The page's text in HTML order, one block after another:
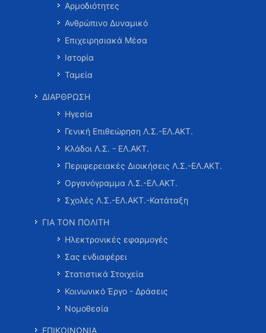
Αρμοδιότητες
Ανθρώπινο Δυναμικό
Επιχειρησιακά Μέσα
Ιστορία
Ταμεία
ΔΙΑΡΘΡΩΣΗ
Ηγεσία
Γενική Επιθεώρηση Λ.Σ.-ΕΛ.ΑΚΤ.
Κλάδοι Λ.Σ. - ΕΛ.ΑΚΤ.
Περιφερειακές Διοικήσεις Λ.Σ.-ΕΛ.ΑΚΤ.
Οργανόγραμμα Λ.Σ.-ΕΛ.ΑΚΤ.
Σχολές Λ.Σ.-ΕΛ.ΑΚΤ.-Κατάταξη
ΓΙΑ ΤΟΝ ΠΟΛΙΤΗ
Ηλεκτρονικές εφαρμογές
Σας ενδιαφέρει
Στατιστικά Στοιχεία
Κοινωνικό Έργο - Δράσεις
Νομοθεσία
ΕΠΙΚΟΙΝΩΝΙΑ